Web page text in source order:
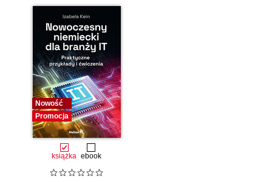
Nowość
Promocja
książka ebook